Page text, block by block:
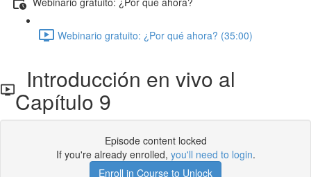
Webinario gratuito: ¿Por qué ahora? (35:00)
Introducción en vivo al
Capítulo 9
Episode content locked
If you're already enrolled, you'll need to login.
Enroll in Course to Unlock